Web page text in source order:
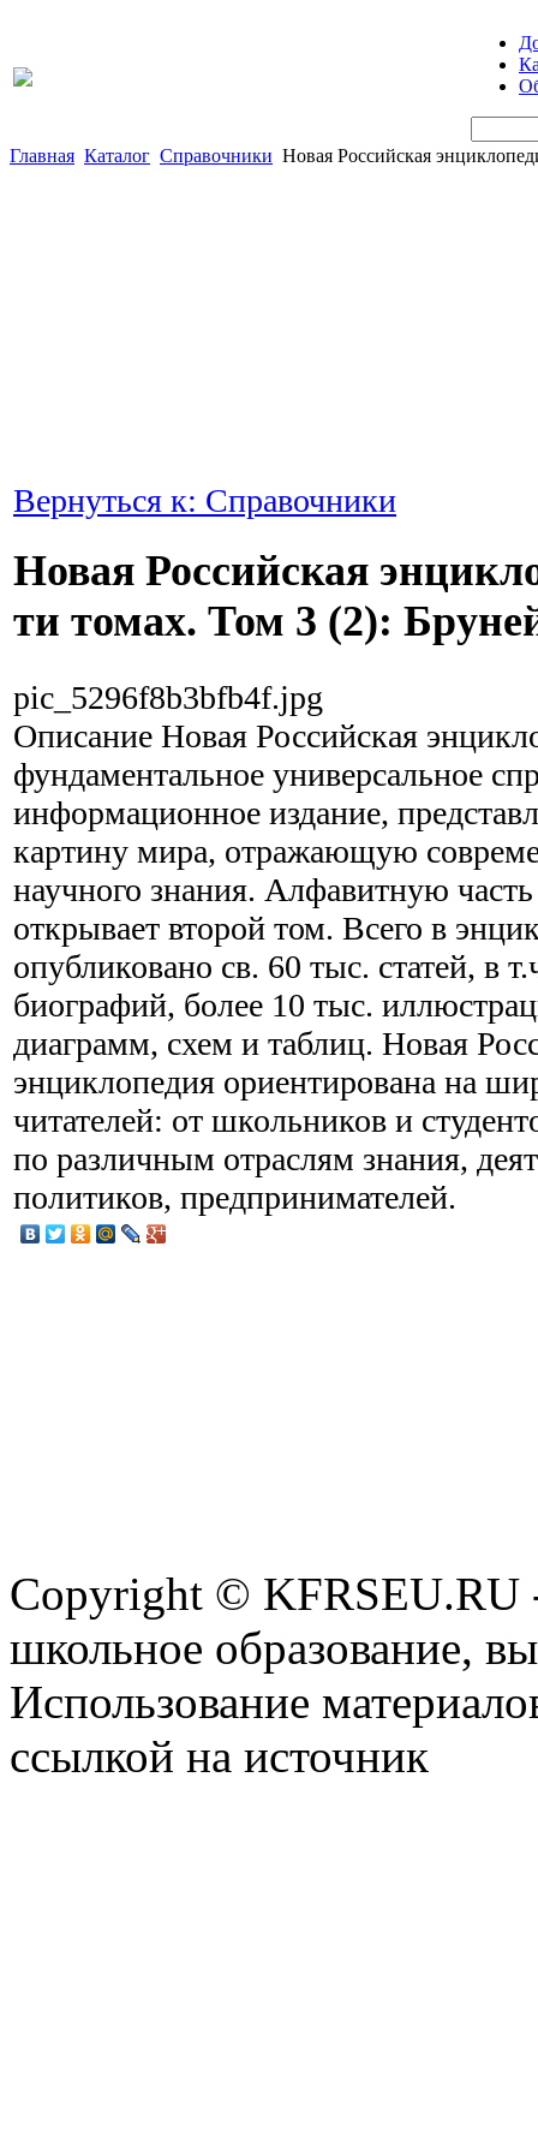
Главная Каталог Справочники Новая Российская
Вернуться к: Справочники
Новая Российская
ти томах. Том 3 (2):
pic_5296f8b3bfb4f.jpg
Описание Новая Российская
фундаментальное универсальное
информационное издание,
картину мира, отражающую
научного знания. Алфавитную
открывает второй том. Всего в
опубликовано св. 60 тыс. статей, в
биографий, более 10 тыс.
диаграмм, схем и таблиц. Новая
энциклопедия ориентирована на
читателей: от школьников и
по различным отраслям знания,
политиков, предпринимателей.
Copyright © KFRSEU.RU
школьное образование,
Использование
ссылкой на источник